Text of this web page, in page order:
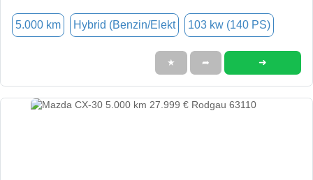
5.000 km Hybrid (Benzin/Elekt 103 kw (140 PS)
★ ➦ ➜